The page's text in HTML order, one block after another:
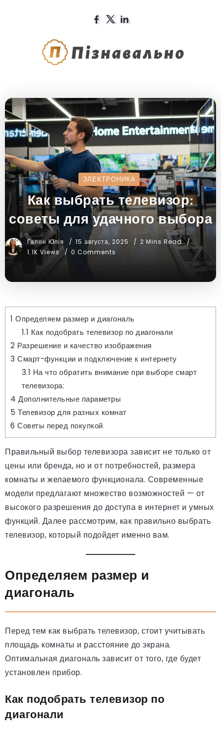
ЭЛЕКТРОНИКА
Как выбрать телевизор:
советы для удачного выбора
Гапон Юлія 15 августа, 2025
2 Mins Read
1.1K Views
0 Comments
1 Определяем размер и диагональ
1.1 Как подобрать телевизор по диагонали
2 Разрешение и качество изображения
3 Смарт-функции и подключение к интернету
3.1 На что обратить внимание при выборе смарт
телевизора:
4 Дополнительные параметры
5 Телевизор для разных комнат
6 Советы перед покупкой
Правильный выбор телевизора зависит не только от
цены или бренда, но и от потребностей, размера
комнаты и желаемого функционала. Современные
модели предлагают множество возможностей — от
высокого разрешения до доступа в интернет и умных
функций. Далее рассмотрим, как правильно выбрать
телевизор, который подойдет именно вам.
Определяем размер и
диагональ
Перед тем как выбрать телевизор, стоит учитывать
площадь комнаты и расстояние до экрана.
Оптимальная диагональ зависит от того, где будет
установлен прибор.
Как подобрать телевизор по
диагонали